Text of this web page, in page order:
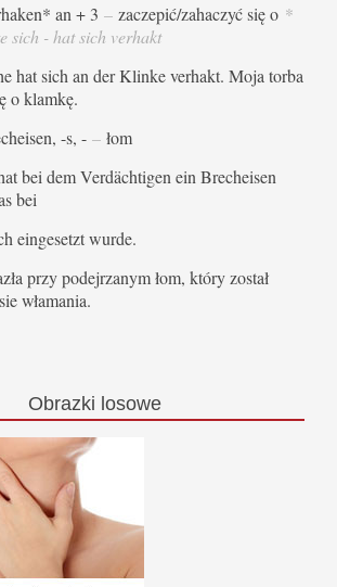
an + 3 – zaczepić/zahaczyć się o *
sich - hat sich verhakt
hat sich an der Klinke verhakt. Moja torba
o klamkę.
-s, - – łom
bei dem Verdächtigen ein Brecheisen
bei
eingesetzt wurde.
przy podejrzanym łom, który został
włamania.
Obrazki losowe